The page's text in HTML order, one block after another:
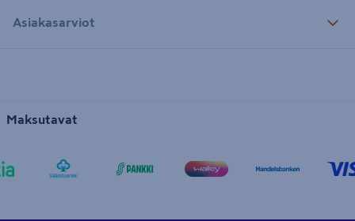
Asiakasarviot
Maksutavat